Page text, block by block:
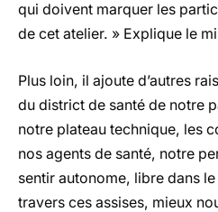
qui doivent marquer les
de cet atelier. » Explique le
Plus loin, il ajoute d’autres
du district de santé de notre
notre plateau technique, les
nos agents de santé, notre
sentir autonome, libre dans
travers ces assises, mieux